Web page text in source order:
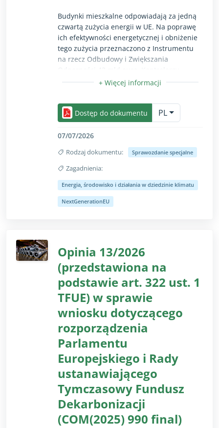
Budynki mieszkalne odpowiadają za jedną
czwartą zużycia energii w UE. Na poprawę
ich efektywności energetycznej i obniżenie
tego zużycia przeznaczono z Instrumentu
na rzecz Odbudowy i Zwiększania
Odporności 43 mld euro. Kontrolerzy
stwierdzili niedociągnięcia w koncepcji
ukierunkowane na gruntowne renowacje.
Wykryli również opóźnienia we wdrażaniu
tych działań i uchybienia w monitorowaniu
ich rezultatów. Informacje na temat
oszczędności energii nie były wiarygodne,
porównywalne ani wystarczająco
szczegółowe, a ponadto nie monitorowano
opłacalne. Kontrolerzy zalecają poprawę
ukierunkowania działań renowacyjnych
i wiarygodności zgłaszanych danych na
Dostęp do dokumentu
PL
07/07/2026
Rodzaj dokumentu: Sprawozdanie specjalne
Zagadnienia:
Opcja zwiń/rozwiń przeznaczona wyłącznie dla
Energia, środowisko i działania w dziedzinie klimatu
NextGenerationEU
Opinia 13/2026
(przedstawiona na
podstawie art. 322 ust. 1
TFUE) w sprawie
wniosku dotyczącego
rozporządzenia
Parlamentu
Europejskiego i Rady
ustanawiającego
Tymczasowy Fundusz
Dekarbonizacji
(COM(2025) 990 final)